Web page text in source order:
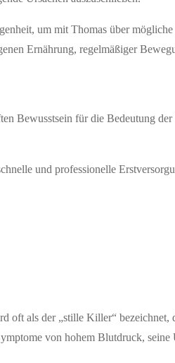
um mit Thomas über
Ernährung, regelmäßiger
Bewusstsein für die Bedeutung der
und professionelle
als der „stille Killer“ bezeichnet,
von hohem Blutdruck, seine